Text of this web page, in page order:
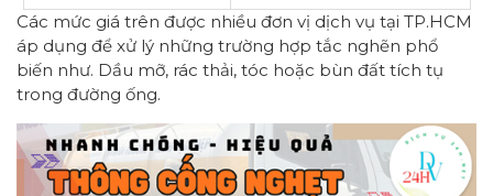
Các mức giá trên được nhiều đơn vị dịch vụ tại TP.HCM
áp dụng để xử lý những trường hợp tắc nghẽn phổ
biến như. Dầu mỡ, rác thải, tóc hoặc bùn đất tích tụ
trong đường ống.